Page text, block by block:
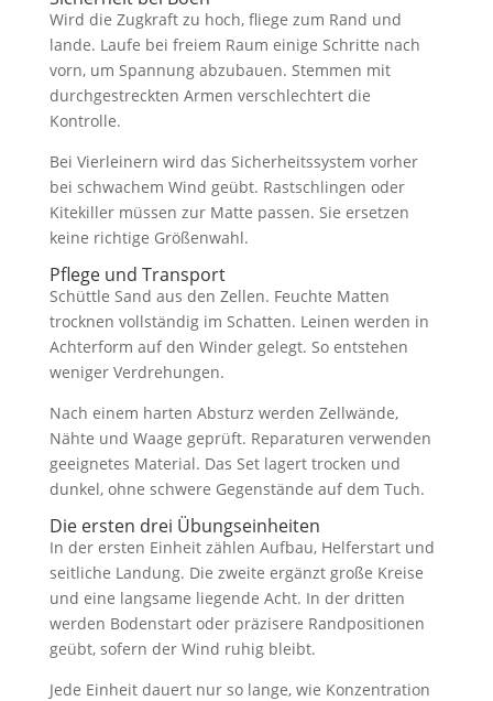
Wird die Zugkraft zu hoch, fliege zum Rand und
lande. Laufe bei freiem Raum einige Schritte nach
vorn, um Spannung abzubauen. Stemmen mit
durchgestreckten Armen verschlechtert die
Kontrolle.
Bei Vierleinern wird das Sicherheitssystem vorher
bei schwachem Wind geübt. Rastschlingen oder
Kitekiller müssen zur Matte passen. Sie ersetzen
keine richtige Größenwahl.
Pflege und Transport
Schüttle Sand aus den Zellen. Feuchte Matten
trocknen vollständig im Schatten. Leinen werden in
Achterform auf den Winder gelegt. So entstehen
weniger Verdrehungen.
Nach einem harten Absturz werden Zellwände,
Nähte und Waage geprüft. Reparaturen verwenden
geeignetes Material. Das Set lagert trocken und
dunkel, ohne schwere Gegenstände auf dem Tuch.
Die ersten drei Übungseinheiten
In der ersten Einheit zählen Aufbau, Helferstart und
seitliche Landung. Die zweite ergänzt große Kreise
und eine langsame liegende Acht. In der dritten
werden Bodenstart oder präzisere Randpositionen
geübt, sofern der Wind ruhig bleibt.
Jede Einheit dauert nur so lange, wie Konzentration